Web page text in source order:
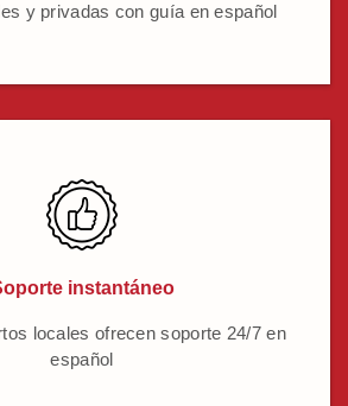
y privadas con guía en español
instantáneo
locales ofrecen soporte 24/7 en
español